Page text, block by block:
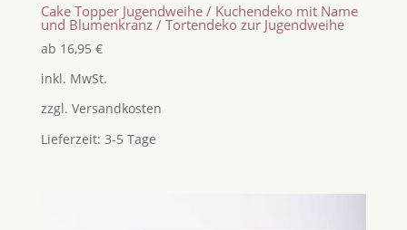
Cake Topper Jugendweihe / Kuchendeko mit Name
und Blumenkranz / Tortendeko zur Jugendweihe
ab 16,95 €
inkl. MwSt.
zzgl. Versandkosten
Lieferzeit: 3-5 Tage